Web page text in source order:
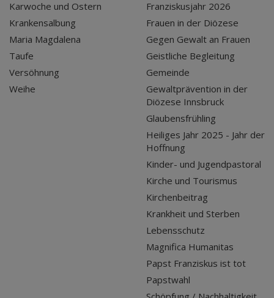
Karwoche und Ostern
Krankensalbung
Maria Magdalena
Taufe
Versöhnung
Weihe
Franziskusjahr 2026
Frauen in der Diözese
Gegen Gewalt an Frauen
Geistliche Begleitung
Gemeinde
Gewaltprävention in der
Diözese Innsbruck
Glaubensfrühling
Heiliges Jahr 2025 - Jahr der
Hoffnung
Kinder- und Jugendpastoral
Kirche und Tourismus
Kirchenbeitrag
Krankheit und Sterben
Lebensschutz
Magnifica Humanitas
Papst Franziskus ist tot
Papstwahl